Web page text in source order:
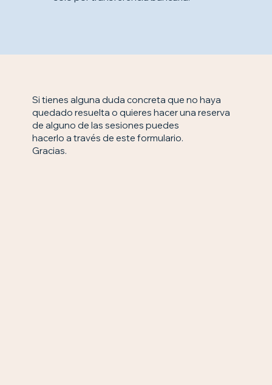
Si tienes alguna duda concreta que no haya
quedado resuelta o quieres hacer una reserva
de alguno de las sesiones puedes
hacerlo a través de este formulario.
Gracias.